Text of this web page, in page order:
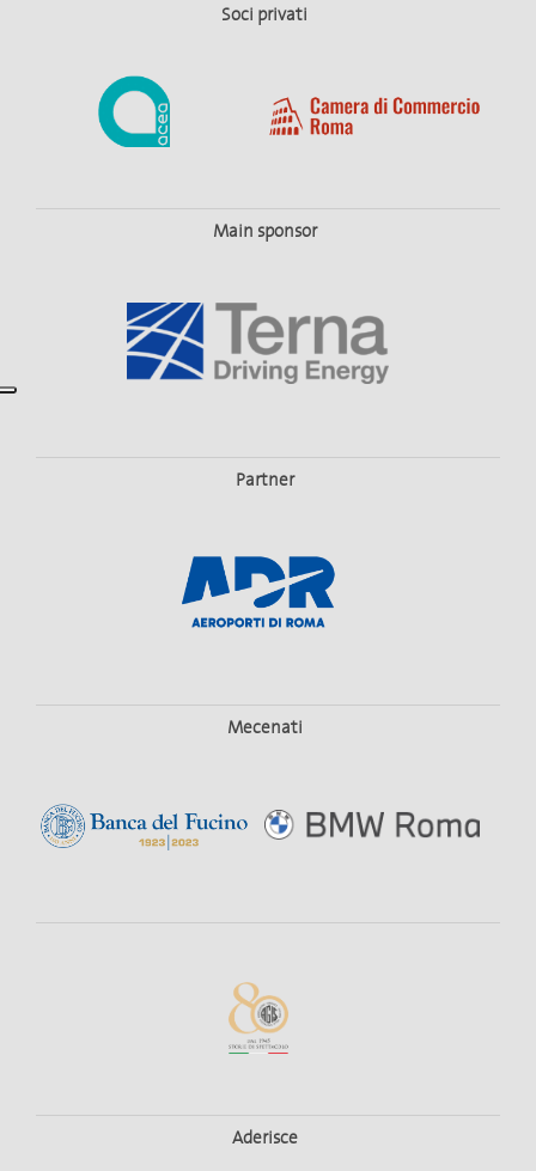
Soci privati
Main sponsor
Partner
Mecenati
Aderisce